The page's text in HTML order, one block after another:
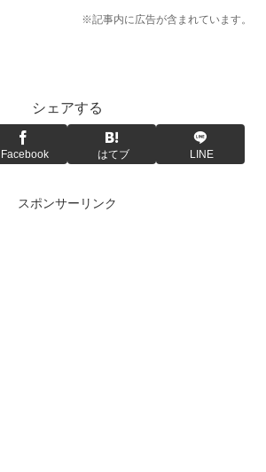
※記事内に広告が含まれています。
シェアする
Facebook はてブ LINE
スポンサーリンク